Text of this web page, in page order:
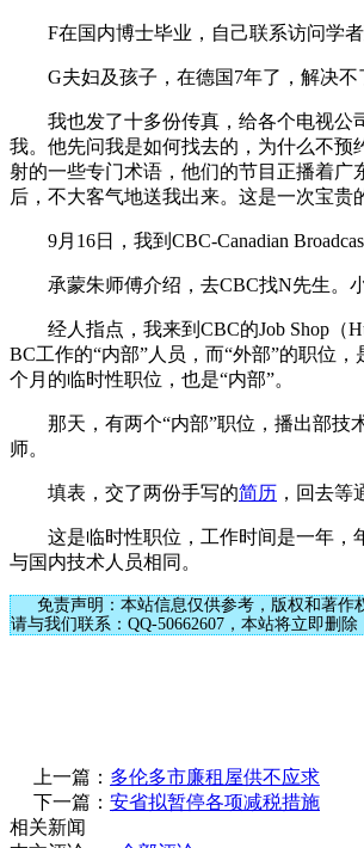
F在国内博士毕业，自己联系访问学者
G夫妇及孩子，在德国7年了，解决不
我也发了十多份传真，给各个电视公司
我。他先问我是如何找去的，为什么不
射的一些专门术语，他们的节目正播着
后，不大客气地送我出来。这是一次宝贵
9月16日，我到CBC-Canadian
承蒙朱师傅介绍，去CBC找N先生。小
经人指点，我来到CBC的Job Shop（
BC工作的“内部”人员，而“外部”的职位
个月的临时性职位，也是“内部”。
那天，有两个“内部”职位，播出部技术
师。
填表，交了两份手写的简历 ，回去等
这是临时性职位，工作时间是一年，年
与国内技术人员相同。
免责声明：本站信息仅供参考，版权和著作
请与我们联系：QQ-50662607，本站将立即删除
上一篇： 多伦多市廉租屋供不应求
下一篇： 安省拟暂停各项减税措施
相关新闻